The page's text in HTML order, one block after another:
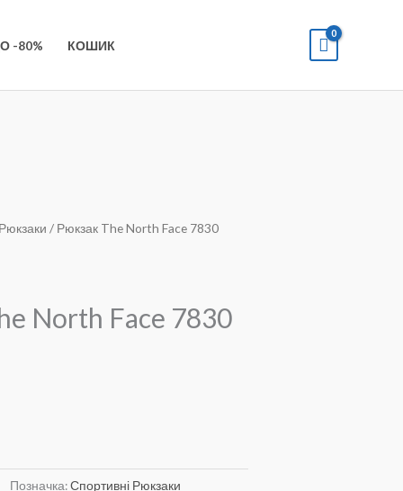
-80% КОШИК
Рюкзаки / Рюкзак The North Face 7830
North Face 7830
Позначка:Спортивні Рюкзаки